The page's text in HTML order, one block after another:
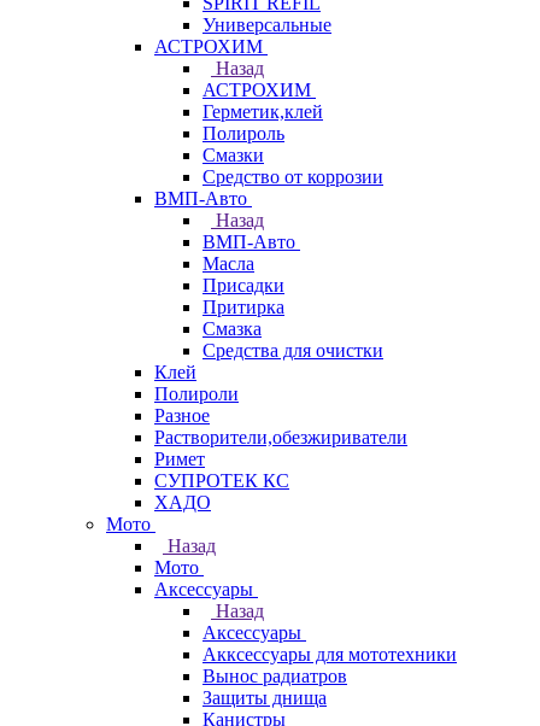
Универсальные
АСТРОХИМ
Назад
АСТРОХИМ
Герметик,клей
Полироль
Смазки
Средство от коррозии
ВМП-Авто
Назад
ВМП-Авто
Масла
Присадки
Притирка
Смазка
Средства для очистки
Клей
Полироли
Разное
Растворители,обезжириватели
Римет
СУПРОТЕК КС
ХАДО
Мото
Назад
Мото
Аксессуары
Назад
Аксессуары
Акксессуары для мототехники
Вынос радиатров
Защиты днища
Канистры